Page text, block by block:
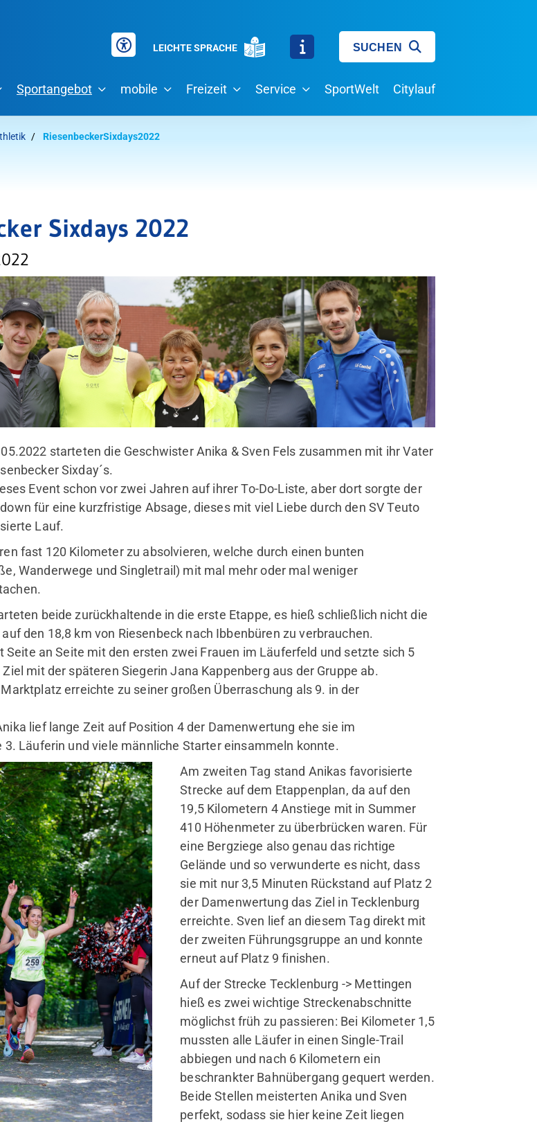
LEICHTE SPRACHE SUCHEN
Sportangebot mobile Freizeit Service SportWelt Citylauf
RiesenbeckerSixdays2022
Sixdays 2022
starteten die Geschwister Anika & Sven Fels zusammen mit ihr Vater
Sixday´s.
Event schon vor zwei Jahren auf ihrer To-Do-Liste, aber dort sorgte der
für eine kurzfristige Absage, dieses mit viel Liebe durch den SV Teuto
Lauf.
fast 120 Kilometer zu absolvieren, welche durch einen bunten
Wanderwege und Singletrail) mit mal mehr oder mal weniger
beide zurückhaltende in die erste Etappe, es hieß schließlich nicht die
den 18,8 km von Riesenbeck nach Ibbenbüren zu verbrauchen.
Seite an Seite mit den ersten zwei Frauen im Läuferfeld und setzte sich 5
mit der späteren Siegerin Jana Kappenberg aus der Gruppe ab.
erreichte zu seiner großen Überraschung als 9. in der
lief lange Zeit auf Position 4 der Damenwertung ehe sie im
3. Läuferin und viele männliche Starter einsammeln konnte.
Am zweiten Tag stand Anikas favorisierte
Strecke auf dem Etappenplan, da auf den
19,5 Kilometern 4 Anstiege mit in Summer
410 Höhenmeter zu überbrücken waren. Für
eine Bergziege also genau das richtige
Gelände und so verwunderte es nicht, dass
sie mit nur 3,5 Minuten Rückstand auf Platz 2
der Damenwertung das Ziel in Tecklenburg
erreichte. Sven lief an diesem Tag direkt mit
der zweiten Führungsgruppe an und konnte
erneut auf Platz 9 finishen.
Auf der Strecke Tecklenburg -> Mettingen
hieß es zwei wichtige Streckenabschnitte
möglichst früh zu passieren: Bei Kilometer 1,5
mussten alle Läufer in einen Single-Trail
abbiegen und nach 6 Kilometern ein
beschrankter Bahnübergang gequert werden.
Beide Stellen meisterten Anika und Sven
perfekt, sodass sie hier keine Zeit liegen
über die
& Jugendliche
Service
Mitglied werden
Jobs